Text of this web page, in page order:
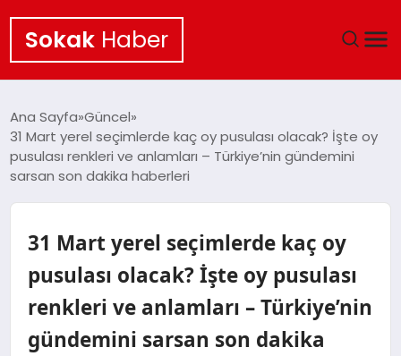
Sokak Haber
EKONOMI
GÜNCEL
KÜLTÜR SANAT
SAĞLIK
Ana Sayfa Güncel
31 Mart yerel seçimlerde kaç oy pusulası olacak? İşte oy
pusulası renkleri ve anlamları – Türkiye’nin gündemini
sarsan son dakika haberleri
31 Mart yerel seçimlerde kaç oy
pusulası olacak? İşte oy pusulası
renkleri ve anlamları – Türkiye’nin
gündemini sarsan son dakika